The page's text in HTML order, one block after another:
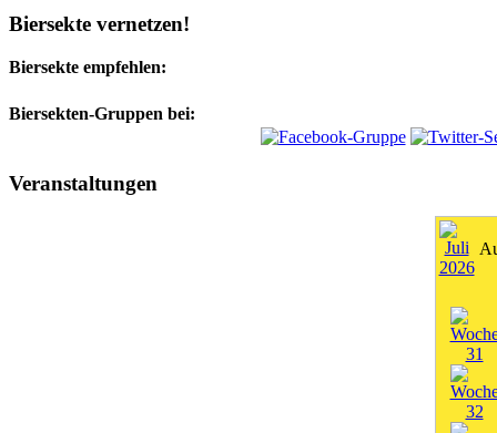
Biersekte vernetzen!
Biersekte empfehlen:
Biersekten-Gruppen bei:
Veranstaltungen